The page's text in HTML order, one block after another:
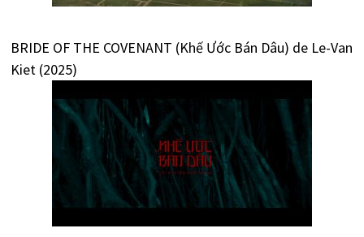
BRIDE OF THE COVENANT (Khế Ước Bán Dâu) de Le-Van
Kiet (2025)